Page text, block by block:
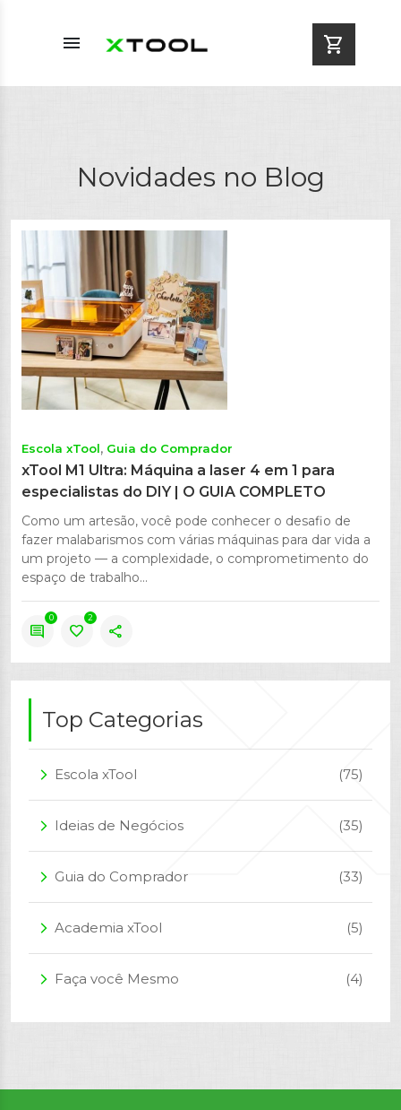
menu shopping_cart
Novidades no Blog
Escola xTool Guia do Comprador
xTool M1 Ultra: Máquina a laser 4 em 1 para
especialistas do DIY | O GUIA COMPLETO
Como um artesão, você pode conhecer o desafio de
fazer malabarismos com várias máquinas para dar vida a
um projeto — a complexidade, o comprometimento do
espaço de trabalho...
comment
0
favorite
2
share
Top Categorias
arrow_forward_ios Escola xTool (75)
arrow_forward_ios Ideias de Negócios (35)
arrow_forward_ios Guia do Comprador (33)
arrow_forward_ios Academia xTool (5)
arrow_forward_ios Faça você Mesmo (4)